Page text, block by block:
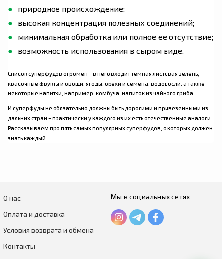
природное происхождение;
высокая концентрация полезных соединений;
минимальная обработка или полное ее отсутствие;
возможность использования в сыром виде.
Список суперфудов огромен – в него входит темная листовая зелень,
красочные фрукты и овощи, ягоды, орехи и семена, водоросли, а также
некоторые напитки, например, комбуча, напиток из чайного гриба.
И суперфуды не обязательно должны быть дорогими и привезенными из
дальних стран – практически у каждого из их есть отечественные аналоги.
Рассказываем про пять самых популярных суперфудов, о которых должен
знать каждый.
О нас
Оплата и доставка
Условия возврата и обмена
Контакты
Мы в социальных сетях